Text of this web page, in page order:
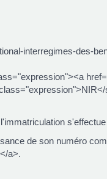
interregimes-des-
de son numéro
a>.